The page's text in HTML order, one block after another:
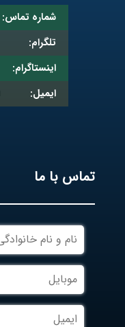
شماره تماس:
تلگرام:
اینستاگرام:
ایمیل:
تماس با ما